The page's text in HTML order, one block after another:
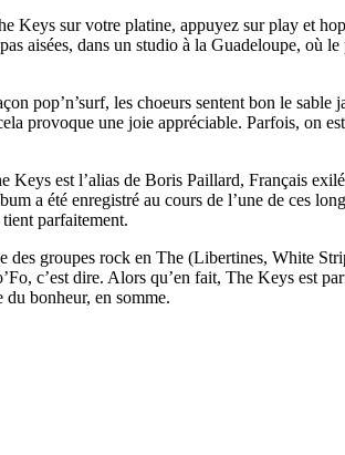
sur votre platine, appuyez sur play et
aisées, dans un studio à la Guadeloupe, où
pop’n’surf, les choeurs sentent bon le sable
provoque une joie appréciable. Parfois, on
est l’alias de Boris Paillard, Français
a été enregistré au cours de l’une de ces
parfaitement.
groupes rock en The (Libertines, White
c’est dire. Alors qu’en fait, The Keys est
bonheur, en somme.